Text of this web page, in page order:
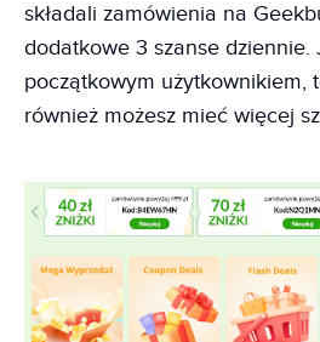
składali zamówienia na
dodatkowe 3 szanse dziennie.
początkowym użytkownikiem,
również możesz mieć więcej